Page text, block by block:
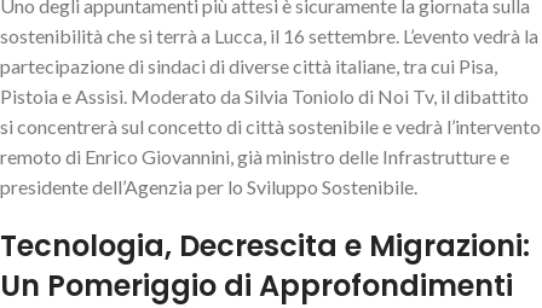
Uno degli appuntamenti più attesi è sicuramente la giornata sulla
sostenibilità che si terrà a Lucca, il 16 settembre. L’evento vedrà la
partecipazione di sindaci di diverse città italiane, tra cui Pisa,
Pistoia e Assisi. Moderato da Silvia Toniolo di Noi Tv, il dibattito
si concentrerà sul concetto di città sostenibile e vedrà l’intervento
remoto di Enrico Giovannini, già ministro delle Infrastrutture e
presidente dell’Agenzia per lo Sviluppo Sostenibile.
Tecnologia, Decrescita e Migrazioni:
Un Pomeriggio di Approfondimenti